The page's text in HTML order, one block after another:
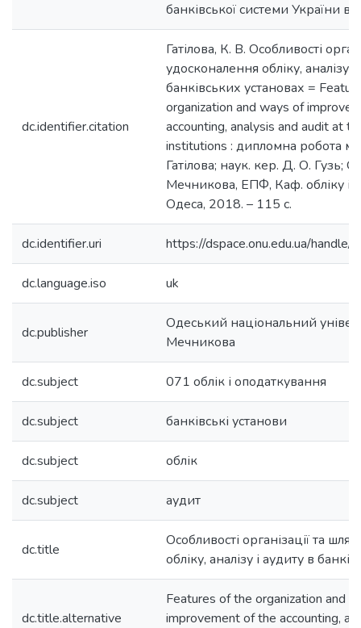
банківської системи України в
dc.identifier.citation
Гатілова, К. В. Особливості
удосконалення обліку, аналізу
банківських установах =
organization and ways of
accounting, analysis and audit at
institutions : дипломна робота
Гатілова; наук. кер. Д. О. Гузь;
Мечникова, ЕПФ, Каф. обліку і
Одеса, 2018. – 115 с.
dc.identifier.uri https://dspace.onu.edu.ua/
dc.language.iso uk
dc.publisher
Одеський національний
Мечникова
dc.subject 071 облік і оподаткування
dc.subject банківські установи
dc.subject облік
dc.subject аудит
dc.title
Особливості організації та
обліку, аналізу і аудиту в
dc.title.alternative
Features of the organization and
improvement of the accounting,